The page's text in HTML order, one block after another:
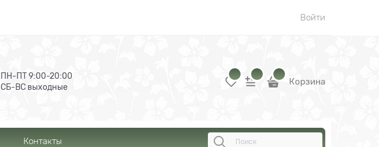
Войти
ПН-ПТ 9:00-20:00
СБ-ВС выходные
Корзина
Контакты